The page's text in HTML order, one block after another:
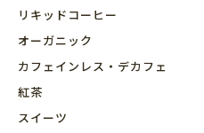
リキッドコーヒー
オーガニック
カフェインレス・デカフェ
紅茶
スイーツ